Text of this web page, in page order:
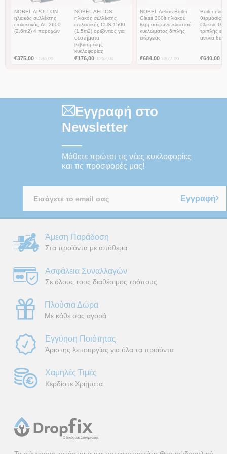
NOBEL APOLLON
ηλιακός συλλέκτης
επιλεκτικός AL 2600
(2.6m2) 4 παροχών
€375,00 €536,00
NOBEL AELIOS
ηλιακός συλλέκτης
επιλεκτικός CUS 1500
(1.5m2) οριζόντιος για
συστήματα
βεβιασμένης
κυκλοφορίας
€176,00 €252,00
NOBEL Aelios Boiler
Glass 300lt ηλιακoύ
θερμοσίφωνα κλειστού
κυκλώματος διπλής
ενέργειας
€684,00 €977,00
Boiler
Classic
τριπλής
αντλία
€640,00
Εγγραφή στο
Newsletter
Μάθετε πρώτοι τις νέες κυκλοφορίες
και τις προσφορές μας!
Εγγραφή
Άμεση Παράδοση
Στα προϊόντα με απόθεμα
Ασφάλεια Συναλλαγών
Σε όλους τους διαθέσιμος τρόπους
Πλούσια Δώρα
Με κάθε σας αγορά
Εγγύηση Ποιότητας
Άριστης λειτουργίας για όλα τα προϊόντα
Χαμηλές Τιμές
Κερδίστε Χρήματα